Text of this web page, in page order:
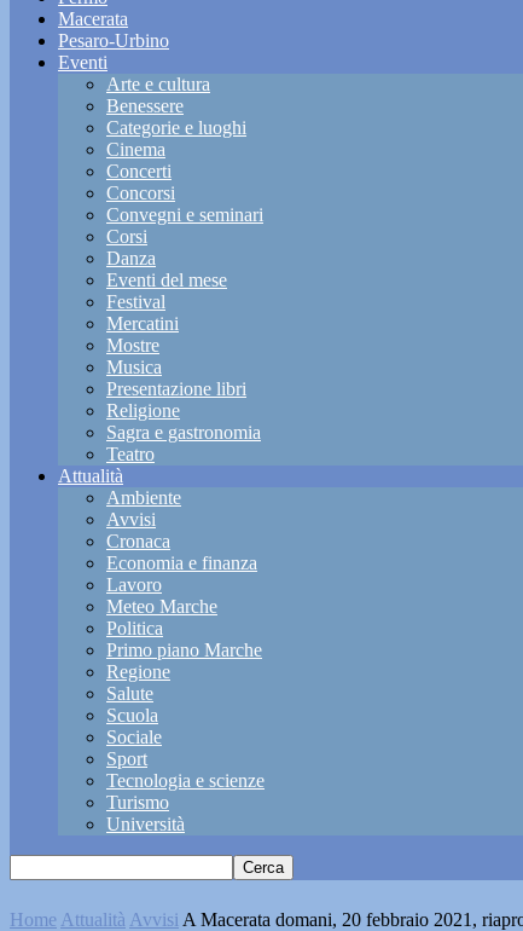
Macerata
Pesaro-Urbino
Eventi
Arte e cultura
Benessere
Categorie e luoghi
Cinema
Concerti
Concorsi
Convegni e seminari
Corsi
Danza
Eventi del mese
Festival
Mercatini
Mostre
Musica
Presentazione libri
Religione
Sagra e gastronomia
Teatro
Attualità
Ambiente
Avvisi
Cronaca
Economia e finanza
Lavoro
Meteo Marche
Politica
Primo piano Marche
Regione
Salute
Scuola
Sociale
Sport
Tecnologia e scienze
Turismo
Università
Home Attualità Avvisi A Macerata domani, 20 febbraio 2021,